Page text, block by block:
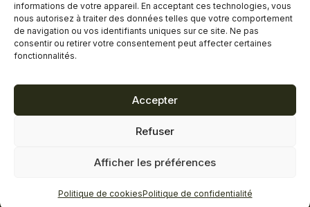
informations de votre appareil. En acceptant ces technologies, vous
nous autorisez à traiter des données telles que votre comportement
de navigation ou vos identifiants uniques sur ce site. Ne pas
consentir ou retirer votre consentement peut affecter certaines
fonctionnalités.
Accepter
Refuser
Afficher les préférences
Politique de cookiesPolitique de confidentialité
Lundi au mercredi
9h00 à 17h30
Jeudi
9h00 à 20h00
Vendredi
9h00 à 18h00
Dimanche
11h00 à 16h30
Termes et conditions
Réalisation Zonart Communications